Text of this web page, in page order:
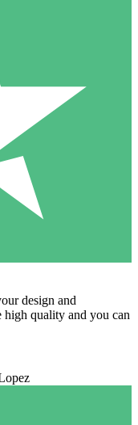
design and
quality and you can